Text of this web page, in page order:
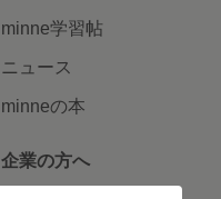
minne学習帖
ニュース
minneの本
企業の方へ